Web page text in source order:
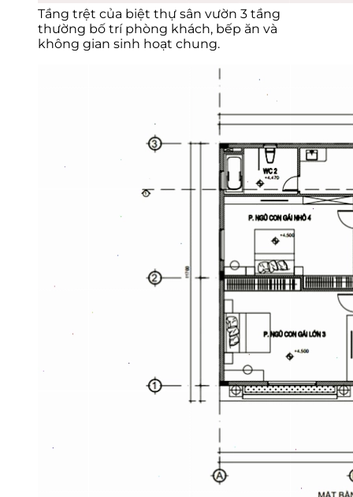
Tầng trệt của biệt thự sân vườn 3 tầng
thường bố trí phòng khách, bếp ăn và
không gian sinh hoạt chung.